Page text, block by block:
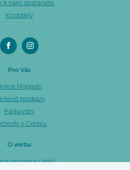
k nám dostanete
Kontakty
Pro Vás
Magazín
poukazy
Parkování
v Centru
O webu
osobních údajů